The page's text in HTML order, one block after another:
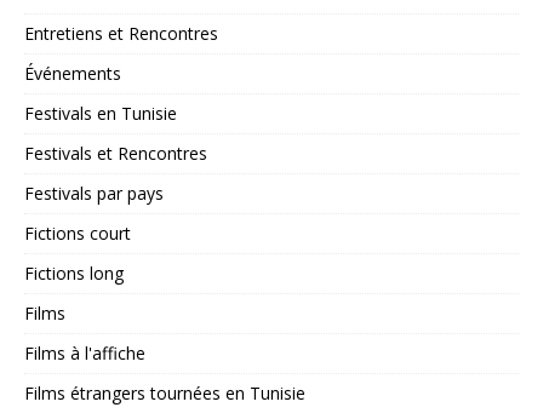
Entretiens et Rencontres
Événements
Festivals en Tunisie
Festivals et Rencontres
Festivals par pays
Fictions court
Fictions long
Films
Films à l'affiche
Films étrangers tournées en Tunisie